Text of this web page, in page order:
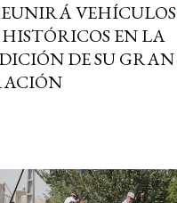
VEHÍCULOS
HISTÓRICOS EN LA
DE SU GRAN